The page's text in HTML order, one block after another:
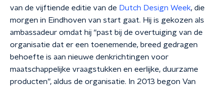
van de vijftiende editie van de Dutch Design Week, die
morgen in Eindhoven van start gaat. Hij is gekozen als
ambassadeur omdat hij “past bij de overtuiging van de
organisatie dat er een toenemende, breed gedragen
behoefte is aan nieuwe denkrichtingen voor
maatschappelijke vraagstukken en eerlijke, duurzame
producten”, aldus de organisatie. In 2013 begon Van